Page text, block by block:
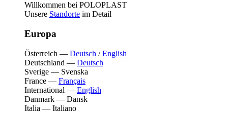
Willkommen bei POLOPLAST
Unsere Standorte im Detail
Europa
Österreich — Deutsch /English
Deutschland — Deutsch
Sverige — Svenska
France — Français
International — English
Danmark — Dansk
Italia — Italiano